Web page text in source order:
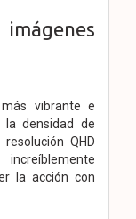
vibrante e
la densidad de
QHD
la acción con